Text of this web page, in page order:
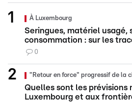
À Luxembourg
Seringues, matériel usagé,
consommation : sur les
0
"Retour en force" progressif de la
Quelles sont les prévisions
Luxembourg et aux